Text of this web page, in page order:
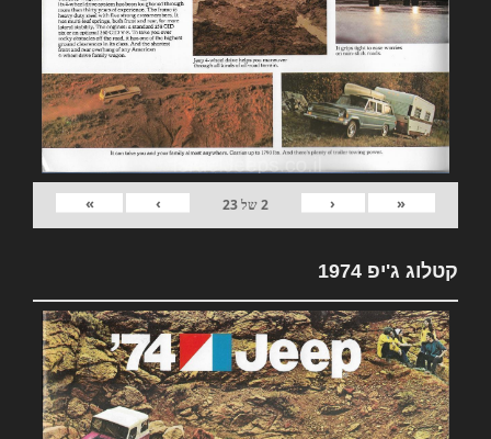
«
‹
2של23
›
»
קטלוג ג'יפ 1974